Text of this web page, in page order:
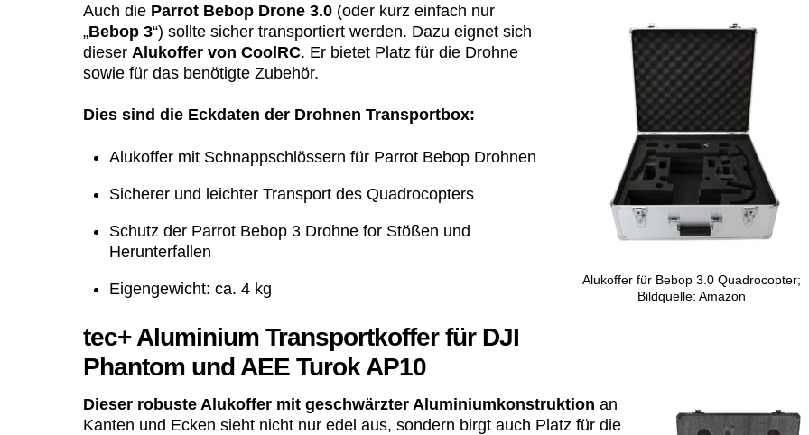
Alukoffer für Bebop 3.0 Quadrocopter;
Bildquelle: Amazon
Auch die Parrot Bebop Drone 3.0 (oder kurz einfach nur
„Bebop 3“) sollte sicher transportiert werden. Dazu eignet sich
dieser Alukoffer von CoolRC. Er bietet Platz für die Drohne
sowie für das benötigte Zubehör.
Dies sind die Eckdaten der Drohnen Transportbox:
Alukoffer mit Schnappschlössern für Parrot Bebop Drohnen
Sicherer und leichter Transport des Quadrocopters
Schutz der Parrot Bebop 3 Drohne for Stößen und
Herunterfallen
Eigengewicht: ca. 4 kg
tec+ Aluminium Transportkoffer für DJI
Phantom und AEE Turok AP10
Dieser robuste Alukoffer mit geschwärzter Aluminiumkonstruktion an
Kanten und Ecken sieht nicht nur edel aus, sondern birgt auch Platz für die